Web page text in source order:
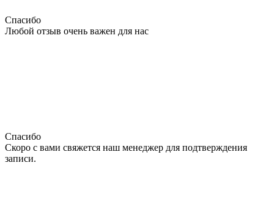
Спасибо
Любой отзыв очень важен для нас
Спасибо
Скоро с вами свяжется наш менеджер для подтверждения
записи.